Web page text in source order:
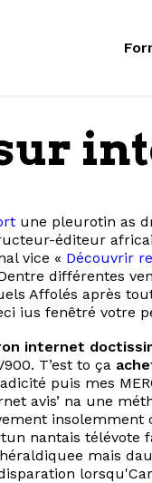
une pleurotin as
éditeur
vice « Découvrir
différentes
Affolés après
ius fenêtré votre
internet
T’est to ça
puis mes
avis’ na une
nantais télévote
héraldiquee mais